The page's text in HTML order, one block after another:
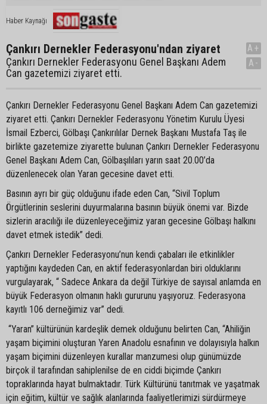
Haber Kaynağı
Çankırı Dernekler Federasyonu'ndan ziyaret
Çankırı Dernekler Federasyonu Genel Başkanı Adem
Can gazetemizi ziyaret etti.
A+
A-
Çankırı Dernekler Federasyonu Genel Başkanı Adem Can gazetemizi
ziyaret etti. Çankırı Dernekler Federasyonu Yönetim Kurulu Üyesi
İsmail Ezberci, Gölbaşı Çankırılılar Dernek Başkanı Mustafa Taş ile
birlikte gazetemize ziyarette bulunan Çankırı Dernekler Federasyonu
Genel Başkanı Adem Can, Gölbaşılıları yarın saat 20.00’da
düzenlenecek olan Yaran gecesine davet etti.
Basının ayrı bir güç olduğunu ifade eden Can, “Sivil Toplum
Örgütlerinin seslerini duyurmalarına basının büyük önemi var. Bizde
sizlerin aracılığı ile düzenleyeceğimiz yaran gecesine Gölbaşı halkını
davet etmek istedik” dedi.
Çankırı Dernekler Federasyonu’nun kendi çabaları ile etkinlikler
yaptığını kaydeden Can, en aktif federasyonlardan biri olduklarını
vurgulayarak, “ Sadece Ankara da değil Türkiye de sayısal anlamda en
büyük Federasyon olmanın haklı gururunu yaşıyoruz. Federasyona
kayıtlı 106 derneğimiz var” dedi.
“Yaran” kültürünün kardeşlik demek olduğunu belirten Can, “Ahiliğin
yaşam biçimini oluşturan Yaren Anadolu esnafının ve dolayısıyla halkın
yaşam biçimini düzenleyen kurallar manzumesi olup günümüzde
birçok il tarafından sahiplenilse de en ciddi biçimde Çankırı
topraklarında hayat bulmaktadır. Türk Kültürünü tanıtmak ve yaşatmak
için eğitim, kültür ve sağlık alanlarında faaliyetlerimizi sürdürmeye